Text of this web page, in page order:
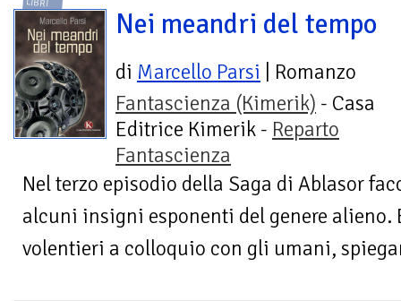
Nei meandri del tempo
di Marcello Parsi | Romanzo
Fantascienza (Kimerik) - Casa
Editrice Kimerik - Reparto
Fantascienza
Nel terzo episodio della Saga di Ablasor
alcuni insigni esponenti del genere alieno.
volentieri a colloquio con gli umani,